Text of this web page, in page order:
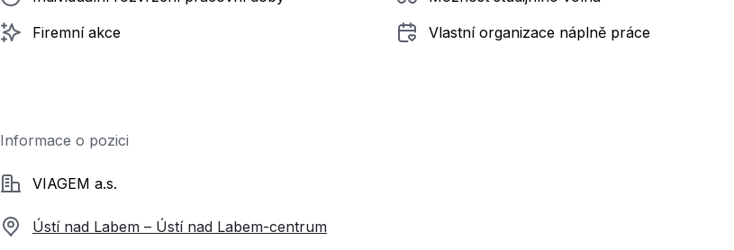
Firemní akce
Vlastní organizace náplně práce
Informace o pozici
SpolečnostVIAGEM a.s.
Ústí nad Labem – Ústí nad Labem-centrum